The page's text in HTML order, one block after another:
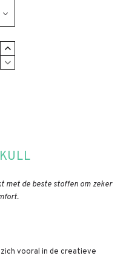
met de beste stoffen om zeker
vooral in de creatieve